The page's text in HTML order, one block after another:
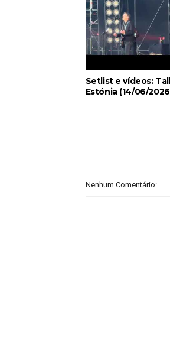
Setlist e vídeos:
Estónia (14/06/
Nenhum Comentário: